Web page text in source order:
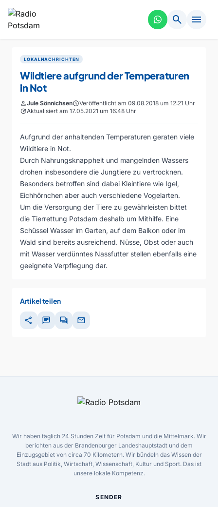
search menu
LOKALNACHRICHTEN
Wildtiere aufgrund der Temperaturen
in Not
personJule SönnichsenscheduleVeröffentlicht am 09.08.2018 um 12:21 Uhr
updateAktualisiert am 17.05.2021 um 16:48 Uhr
Aufgrund der anhaltenden Temperaturen geraten viele
Wildtiere in Not.
Durch Nahrungsknappheit und mangelnden Wassers
drohen insbesondere die Jungtiere zu vertrocknen.
Besonders betroffen sind dabei Kleintiere wie Igel,
Eichhörnchen aber auch verschiedene Vogelarten.
Um die Versorgung der Tiere zu gewährleisten bittet
die Tierrettung Potsdam deshalb um Mithilfe. Eine
Schüssel Wasser im Garten, auf dem Balkon oder im
Wald sind bereits ausreichend. Nüsse, Obst oder auch
mit Wasser verdünntes Nassfutter stellen ebenfalls eine
geeignete Verpflegung dar.
Artikel teilen
share chat forum mail
Wir haben täglich 24 Stunden Zeit für Potsdam und die Mittelmark. Wir
berichten aus der Brandenburger Landeshauptstadt und dem
Einzugsgebiet von circa 70 Kilometern. Wir bündeln das Wissen der
Stadt aus Politik, Wirtschaft, Wissenschaft, Kultur und Sport. Das ist
unsere lokale Kompetenz.
SENDER